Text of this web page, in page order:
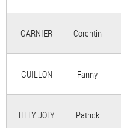
GARNIER Corentin
GUILLON Fanny
HELY JOLY Patrick